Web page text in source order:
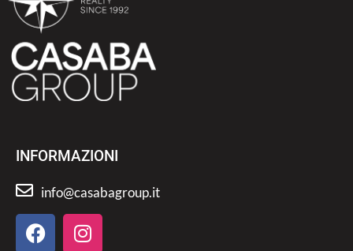
INFORMAZIONI
info@casabagroup.it